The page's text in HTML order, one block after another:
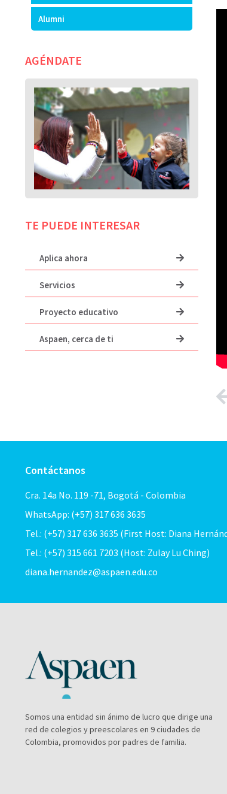
Alumni
AGÉNDATE
TE PUEDE INTERESAR
Aplica ahora
Servicios
Proyecto educativo
Aspaen, cerca de ti
Contáctanos
Cra. 14a No. 119 -71, Bogotá - Colombia
WhatsApp: (+57) 317 636 3635
Tel.: (+57) 317 636 3635 (First Host: Diana
Tel.: (+57) 315 661 7203 (Host: Zulay Lu Ching)
diana.hernandez@aspaen.edu.co
Somos una entidad sin ánimo de lucro que dirige una
red de colegios y preescolares en 9 ciudades de
Colombia, promovidos por padres de familia.